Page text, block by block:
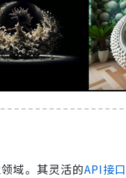
域。其灵活的API接口